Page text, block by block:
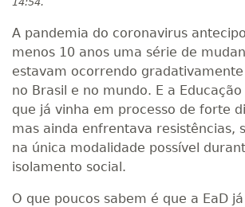
A pandemia do coronavirus
menos 10 anos uma série de
estavam ocorrendo
no Brasil e no mundo. E a
que já vinha em processo de forte
mas ainda enfrentava resistências,
na única modalidade possível
isolamento social.
O que poucos sabem é que a EaD